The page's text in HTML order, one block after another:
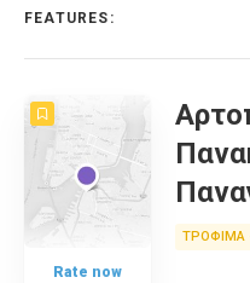
FEATURES:
Rate now
ΤΡΟΦΙΜΑ